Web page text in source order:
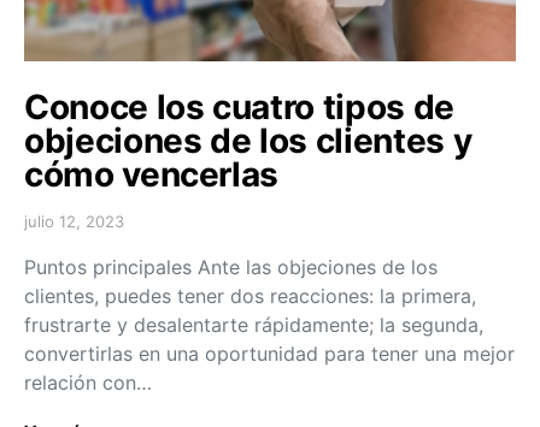
Conoce los cuatro tipos de
objeciones de los clientes y
cómo vencerlas
julio 12, 2023
Puntos principales Ante las objeciones de los
clientes, puedes tener dos reacciones: la primera,
frustrarte y desalentarte rápidamente; la segunda,
convertirlas en una oportunidad para tener una mejor
relación con…